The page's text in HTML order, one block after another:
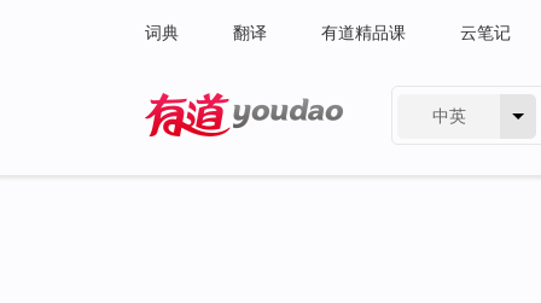
词典 翻译 有道精品课 云笔记
中英